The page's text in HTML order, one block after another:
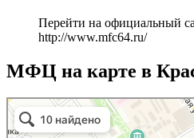
Перейти на официальный
http://www.mfc64.ru/
МФЦ на карте в